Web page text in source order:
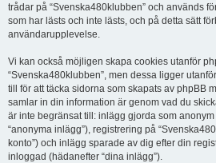
trådar på “Svenska480klubben” och används
som har lästs och inte lästs, och på detta sätt
användarupplevelse.
Vi kan också möjligen skapa cookies utanför
“Svenska480klubben”, men dessa ligger
till för att täcka sidorna som skapats av phpBB
samlar in din information är genom vad du
är inte begränsat till: inlägg gjorda som
“anonyma inlägg”), registrering på
konto”) och inlägg sparade av dig efter din
inloggad (hädanefter “dina inlägg”).